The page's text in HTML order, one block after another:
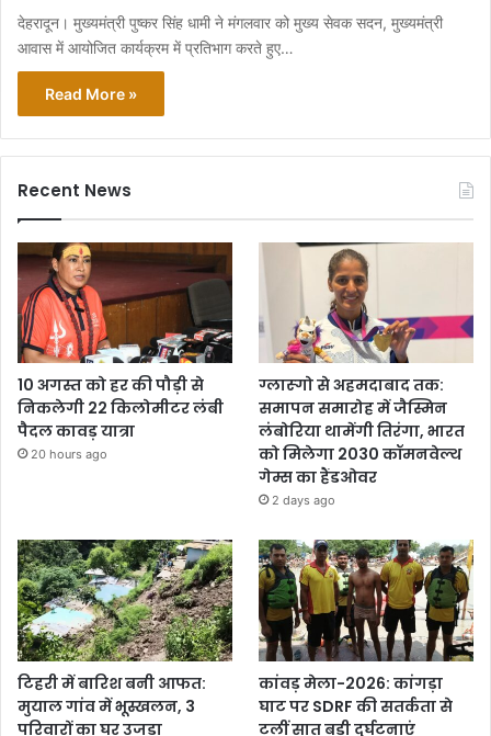
देहरादून। मुख्यमंत्री पुष्कर सिंह धामी ने मंगलवार को मुख्य सेवक सदन, मुख्यमंत्री
आवास में आयोजित कार्यक्रम में प्रतिभाग करते हुए…
Read More »
Recent News
10 अगस्त को हर की पौड़ी से
निकलेगी 22 किलोमीटर लंबी
पैदल कावड़ यात्रा
20 hours ago
ग्लास्गो से अहमदाबाद तक:
समापन समारोह में जैस्मिन
लंबोरिया थामेंगी तिरंगा, भारत
को मिलेगा 2030 कॉमनवेल्थ
गेम्स का हैंडओवर
2 days ago
टिहरी में बारिश बनी आफत:
मुयाल गांव में भूस्खलन, 3
परिवारों का घर उजड़ा
कांवड़ मेला-2026: कांगड़ा
घाट पर SDRF की सतर्कता से
टलीं सात बड़ी दुर्घटनाएं